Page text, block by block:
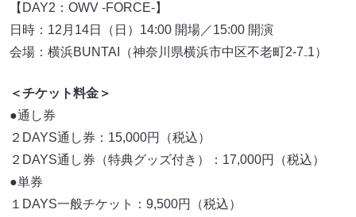
【DAY2：OWV -FORCE-】
日時：12月14日（日）14:00 開場／15:00 開演
会場：横浜BUNTAI（神奈川県横浜市中区不老町2‐7₋1）
＜チケット料金＞
●通し券
２DAYS通し券：15,000円（税込）
２DAYS通し券（特典グッズ付き）：17,000円（税込）
●単券
１DAYS一般チケット：9,500円（税込）